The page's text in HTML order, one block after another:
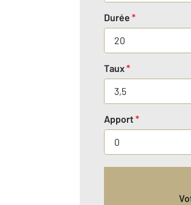
Durée *
Taux*
Apport*